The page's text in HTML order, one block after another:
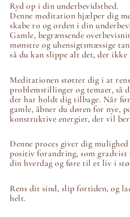
Ryd op i din underbevidsthed.
Denne meditation hjælper dig
skabe ro og orden i din
Gamle, begrænsende
mønstre og uhensigtsmæssige
så du kan slippe alt det, der
Meditationen støtter dig i at
problemstillinger og temaer, så
der har holdt dig tilbage. Når
gamle, åbner du døren for nye,
konstruktive energier, der vil
Denne proces giver dig
positiv forandring, som gradvist
din hverdag og føre til et liv i
Rens dit sind, slip fortiden, og
helt.